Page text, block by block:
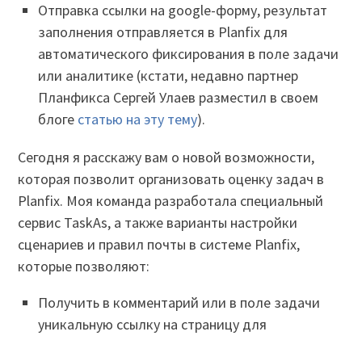
Отправка ссылки на google-форму, результат
заполнения отправляется в Planfix для
автоматического фиксирования в поле задачи
или аналитике (кстати, недавно партнер
Планфикса Сергей Улаев разместил в своем
блоге статью на эту тему).
Сегодня я расскажу вам о новой возможности,
которая позволит организовать оценку задач в
Planfix. Моя команда разработала специальный
сервис TaskAs, а также варианты настройки
сценариев и правил почты в системе Planfix,
которые позволяют:
Получить в комментарий или в поле задачи
уникальную ссылку на страницу для